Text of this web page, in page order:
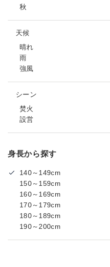
秋
天候
晴れ
雨
強風
シーン
焚火
設営
身長から探す
140～149cm
150～159cm
160～169cm
170～179cm
180～189cm
190～200cm